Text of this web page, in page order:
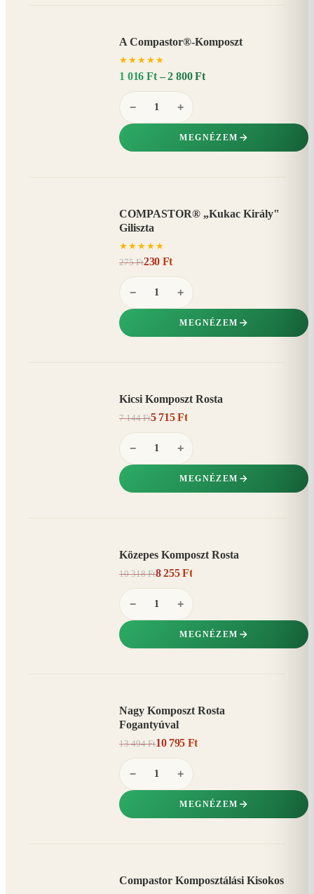
A Compastor®-Komposzt
★ ★ ★ ★ ★
1 016 Ft – 2 800 Ft
− +
MEGNÉZEM
COMPASTOR® „Kukac Király"
Giliszta
★ ★ ★ ★ ★
275 Ft230 Ft
− +
MEGNÉZEM
Kicsi Komposzt Rosta
7 144 Ft5 715 Ft
− +
MEGNÉZEM
Közepes Komposzt Rosta
10 318 Ft8 255 Ft
− +
MEGNÉZEM
Nagy Komposzt Rosta
Fogantyúval
13 494 Ft10 795 Ft
− +
MEGNÉZEM
Compastor Komposztálási Kisokos